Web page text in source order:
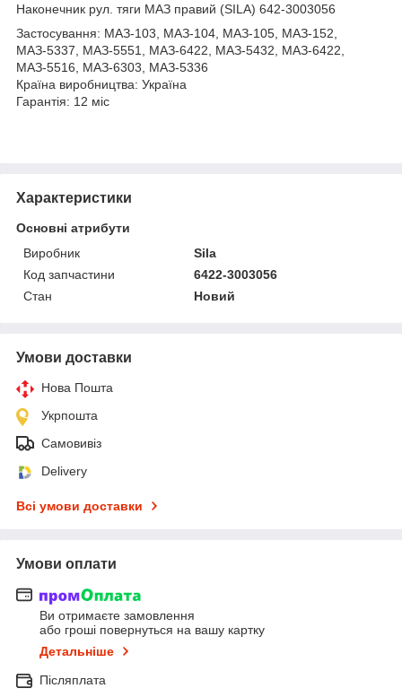
Наконечник рул. тяги МАЗ правий (SILA) 642-3003056
Застосування: МАЗ-103, МАЗ-104, МАЗ-105, МАЗ-152,
МАЗ-5337, МАЗ-5551, МАЗ-6422, МАЗ-5432, МАЗ-6422,
МАЗ-5516, МАЗ-6303, МАЗ-5336
Країна виробництва: Україна
Гарантія: 12 міс
Характеристики
Основні атрибути
Виробник
Sila
Код запчастини
6422-3003056
Стан
Новий
Умови доставки
Нова Пошта
Укрпошта
Самовивіз
Delivery
Всі умови доставки
Умови оплати
Ви отримаєте замовлення
або гроші повернуться на вашу картку
Детальніше
Післяплата